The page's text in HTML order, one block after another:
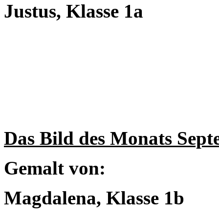
Justus, Klasse 1a
Das Bild des Monats
Gemalt von:
Magdalena, Klasse 1b